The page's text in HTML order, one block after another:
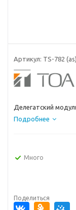
Артикул: TS-782 (as)
Делегатский
Подробнее
Много
Поделиться